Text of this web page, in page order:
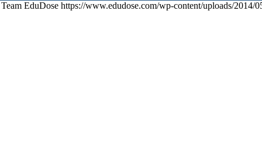
Team EduDose https://www.edudose.com/wp-content/uploads/2014/